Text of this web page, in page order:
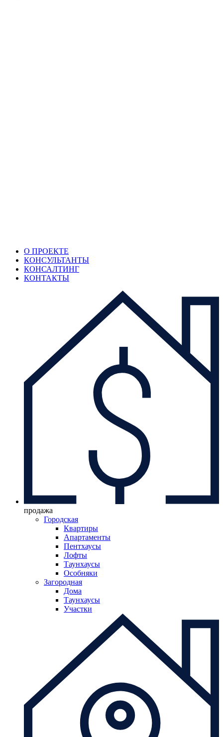
О ПРОЕКТЕ
КОНСУЛЬТАНТЫ
КОНСАЛТИНГ
КОНТАКТЫ
продажа
Городская
Квартиры
Апартаменты
Пентхаусы
Лофты
Таунхаусы
Особняки
Загородная
Дома
Таунхаусы
Участки